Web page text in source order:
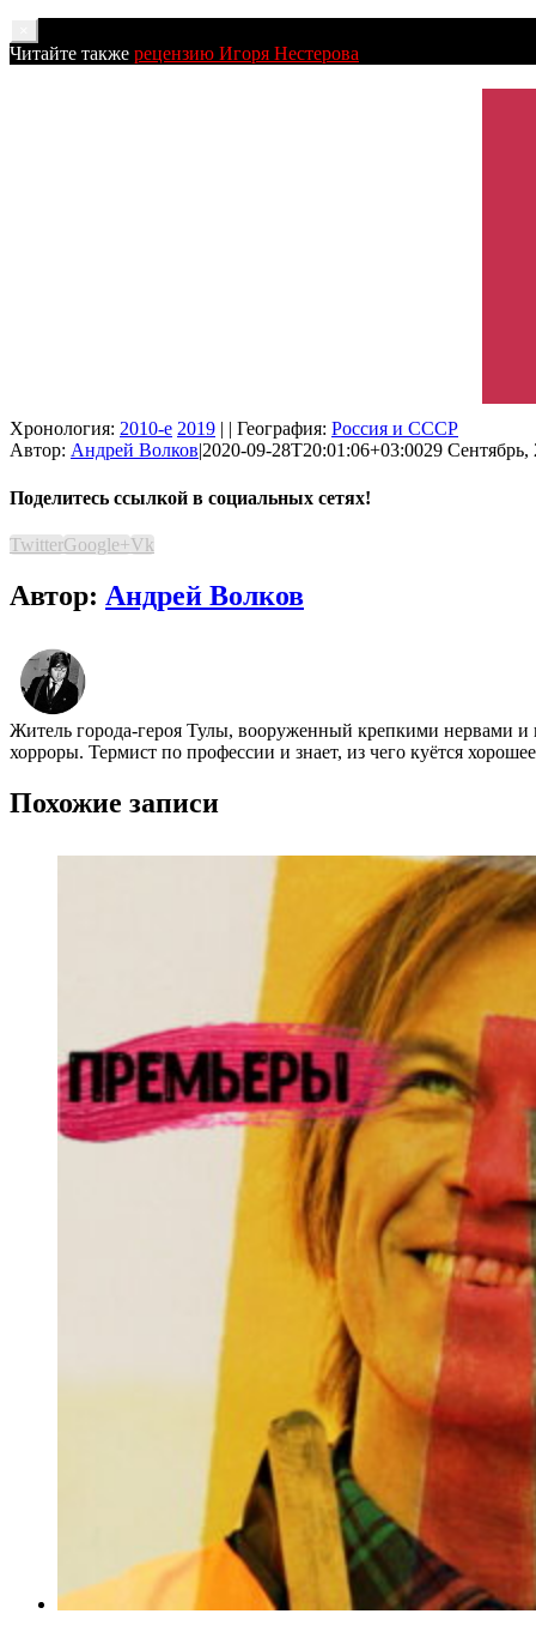
Читайте также рецензию Игоря Нестерова
Хронология: 2010-е 2019 | | География: Россия и СССР
Автор: Андрей Волков|2020-09-28T20:01:06+03:0029 Сентябрь,
Поделитесь ссылкой в социальных сетях!
TwitterGoogle+Vk
Автор: Андрей Волков
Житель города-героя Тулы, вооруженный крепкими нервами и
хорроры. Термист по профессии и знает, из чего куётся
Похожие записи